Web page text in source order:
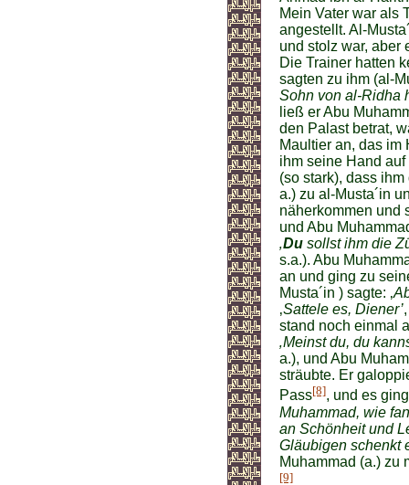
Mein Vater war als
angestellt. Al-
und stolz war, aber
Die Trainer hatten
sagten zu ihm (al-
Sohn von al-Ridha
ließ er Abu
den Palast betrat,
Maultier an, das im
ihm seine Hand
(so stark), dass
a.) zu al-Musta´in
näherkommen und
und Abu
‚Du sollst ihm die
s.a.). Abu
an und ging zu
Musta´in ) sagte: ‚
‚Sattele es, Diener’
stand noch einmal
‚Meinst du, du
a.), und Abu
sträubte. Er
Pass[8], und es
Muhammad, wie
an Schönheit und
Gläubigen schenkt
Muhammad (a.) zu
[9]